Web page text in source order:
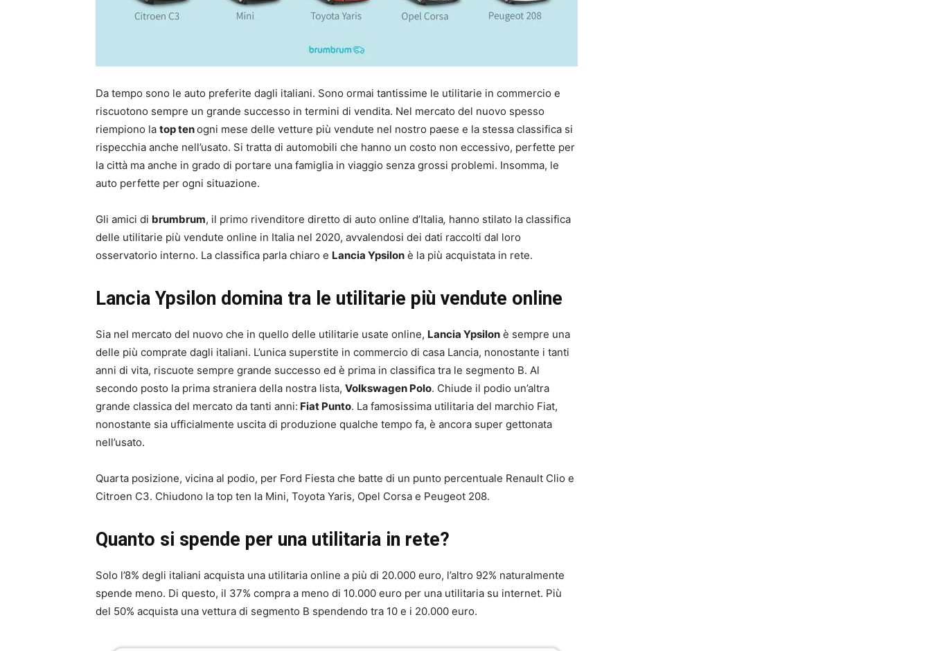
Da tempo sono le auto preferite dagli italiani. Sono ormai tantissime le utilitarie in commercio e
riscuotono sempre un grande successo in termini di vendita. Nel mercato del nuovo spesso
riempiono la top tenogni mese delle vetture più vendute nel nostro paese e la stessa classifica si
rispecchia anche nell’usato. Si tratta di automobili che hanno un costo non eccessivo, perfette per
la città ma anche in grado di portare una famiglia in viaggio senza grossi problemi. Insomma, le
auto perfette per ogni situazione.
Gli amici di brumbrum, il primo rivenditore diretto di auto online d’Italia, hanno stilato la classifica
delle utilitarie più vendute online in Italia nel 2020, avvalendosi dei dati raccolti dal loro
osservatorio interno. La classifica parla chiaro e Lancia Ypsilon è la più acquistata in rete.
Lancia Ypsilon domina tra le utilitarie più vendute online
Sia nel mercato del nuovo che in quello delle utilitarie usate online, Lancia Ypsilon è sempre una
delle più comprate dagli italiani. L’unica superstite in commercio di casa Lancia, nonostante i tanti
anni di vita, riscuote sempre grande successo ed è prima in classifica tra le segmento B. Al
secondo posto la prima straniera della nostra lista, Volkswagen Polo. Chiude il podio un’altra
grande classica del mercato da tanti anni: Fiat Punto. La famosissima utilitaria del marchio Fiat,
nonostante sia ufficialmente uscita di produzione qualche tempo fa, è ancora super gettonata
nell’usato.
Quarta posizione, vicina al podio, per Ford Fiesta che batte di un punto percentuale Renault Clio e
Citroen C3. Chiudono la top ten la Mini, Toyota Yaris, Opel Corsa e Peugeot 208.
Quanto si spende per una utilitaria in rete?
Solo l’8% degli italiani acquista una utilitaria online a più di 20.000 euro, l’altro 92% naturalmente
spende meno. Di questo, il 37% compra a meno di 10.000 euro per una utilitaria su internet. Più
del 50% acquista una vettura di segmento B spendendo tra 10 e i 20.000 euro.